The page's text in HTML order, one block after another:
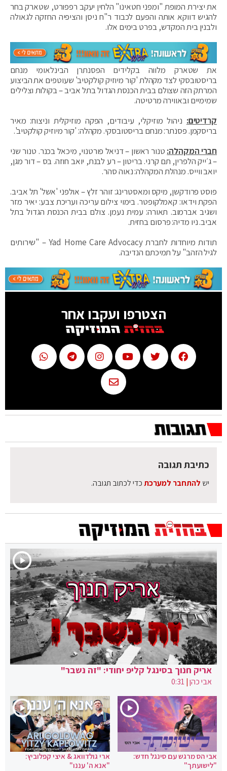
את יצירת המופת "ומפני חטאינו" הלחין יעקב רפפורט, שטארק בחר
להגיש דווקא אותה והפעם לכבוד ר"ח ניסן והציפיה החזקה לגאולה
ולבנין בית המקדש, בפרט בימים אלו.
את שטארק מלווה בקלידים הפסנתרן הבינלאומי מנחם
בריסטובסקי לצד מקהלת 'קור מיוזיק קולקטיב' שעוטפים את הביצוע
המרתק הזה שצולם בבית הכנסת הגדול בתל אביב – בקולות וצלילים
שמימיים ובאווירה מרטיטה.
קרדיטים: ניהול מוזיקלי, עיבודים, הפקה מוזיקלית וניצוח: מאיר
בריסקמן. פסנתר: מנחם בריסטובסקי. מקהלה: 'קור מיוזיק קולקטיב'.
חברי המקהלה: טנור ראשון – דניאל פורטנוי, מיכאל בכנר. טנור שני
– ג׳ייק הלפרין, תם קרני. בריטון – רע לבנת, יואב חוזה. בס – דור מגן,
יואב ווייס. מנהלת המקהלה: נאוה סהר.
פוסט פרודקשן, מיקס ומאסטרינג: זוהר זלץ – אולפני 'אשל' תל אביב.
הפקת וידאו: קאמלקופטר. בימוי צילום עריכה ועריכת צבע: יאיר מזר
ושגיב אברמוב. תאורה: עמית נעמן. צולם בבית הכנסת הגדול בתל
אביב. ניו מדיה: פרסום בחזית.
תודות מיוחדות לחברת Yad Home Care Advocacy – "שירותים
לגיל הזהב" על תמיכתם הנדיבה.
הצטרפו ועקבו אחר
כתיבת תגובה
יש להתחבר למערכתכדי לכתוב תגובה.
אריק חנוך בסינגל קליפ יחודי: "זה נשבר"
אבי כהן|
0:31
אבי הס מרגש עם סינגל חדש:
"לישועתך"
ארי גולדוואג & איצי קפלוביץ:
"אנא ה' עננו"